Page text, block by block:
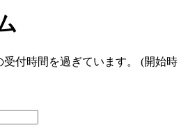
受付時間を過ぎています。 (開始時